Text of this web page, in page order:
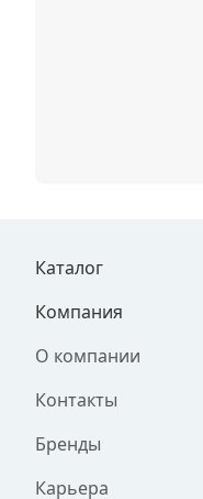
Каталог
Компания
О компании
Контакты
Бренды
Карьера